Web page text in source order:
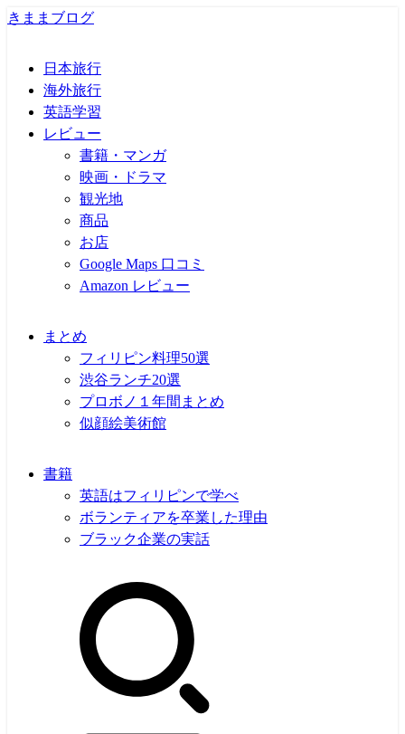
きままブログ
日本旅行
海外旅行
英語学習
レビュー
書籍・マンガ
映画・ドラマ
観光地
商品
お店
Google Maps 口コミ
Amazon レビュー
まとめ
フィリピン料理50選
渋谷ランチ20選
プロボノ１年間まとめ
似顔絵美術館
書籍
英語はフィリピンで学べ
ボランティアを卒業した理由
ブラック企業の実話